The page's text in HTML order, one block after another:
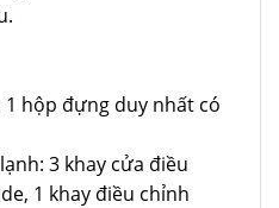
hộp đựng duy nhất có
3 khay cửa điều
1 khay điều chỉnh